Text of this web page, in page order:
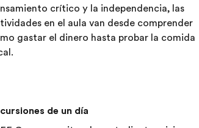
crítico y la independencia, las
en el aula van desde comprender
gastar el dinero hasta probar la comida
de un día